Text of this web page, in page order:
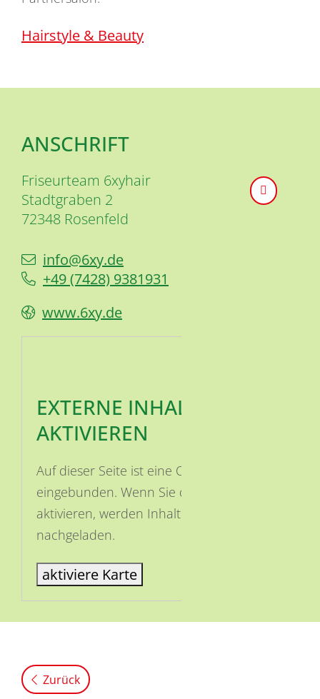
Hairstyle & Beauty
ANSCHRIFT
Friseurteam 6xyhair
Stadtgraben 2
72348 Rosenfeld
info@6xy.de
+49 (7428) 9381931
www.6xy.de
EXTERNE INHALTE
AKTIVIEREN
Auf dieser Seite ist eine OSM Karte
eingebunden. Wenn Sie die Karte
aktivieren, werden Inhalte von OSM
nachgeladen.
aktiviere Karte
Zurück